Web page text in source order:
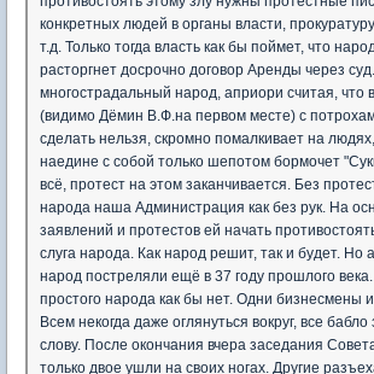
конкретных людей в органы власти,
т.д. Только тогда власть как бы поймет, что
расторгнет досрочно договор Аренды через
многострадальный народ, априори считая, что
(видимо Дёмин В.Ф.на первом месте) с
сделать нельзя, скромно помалкивает на
наедине с собой только шепотом бормочет
всё, протест на этом заканчивается. Без
народа наша Администрация как без рук. На
заявлений и протестов ей начать
слуга народа. Как народ решит, так и будет. Но
народ постреляли ещё в 37 году прошлого
простого народа как бы нет. Одни бизнесмены
Всем некогда даже оглянуться вокруг, все
слову. После окончания вчера заседания
только двое ушли на своих ногах. Другие